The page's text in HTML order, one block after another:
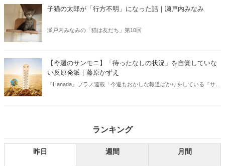
信じるか信じないかは、あなた次第！ 芸能ニュース
子猫の太郎が「行方不明」になった話｜瀬戸内みなみ
瀬戸内みなみの「猫は友だち」第10回
【今週のサンモニ】「待ったなしの状況」を自覚していな
い反原発派｜藤原かずえ
『Hanada』プラス連載「今週もおかしな報道ばかりをしている『サン
ランキング
昨日 週間 月間